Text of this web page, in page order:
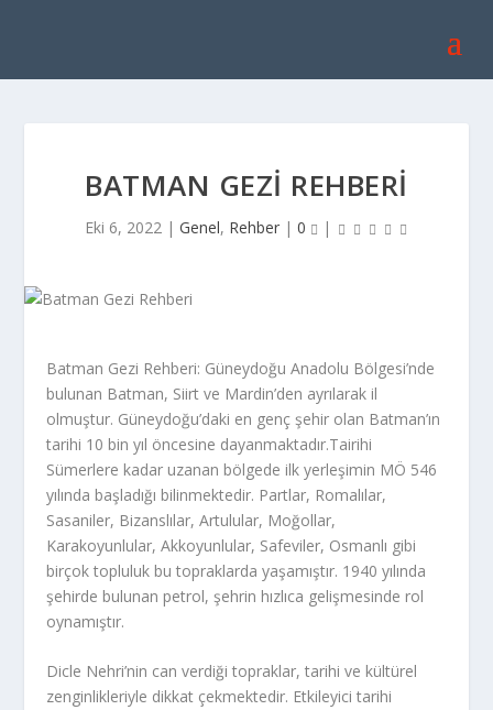
BATMAN GEZI REHBERI
Eki 6, 2022 | Genel, Rehber | 0 |
Batman Gezi Rehberi: Güneydoğu Anadolu Bölgesi’nde
bulunan Batman, Siirt ve Mardin’den ayrılarak il
olmuştur. Güneydoğu’daki en genç şehir olan Batman’ın
tarihi 10 bin yıl öncesine dayanmaktadır.Tairihi
Sümerlere kadar uzanan bölgede ilk yerleşimin MÖ 546
yılında başladığı bilinmektedir. Partlar, Romalılar,
Sasaniler, Bizanslılar, Artulular, Moğollar,
Karakoyunlular, Akkoyunlular, Safeviler, Osmanlı gibi
birçok topluluk bu topraklarda yaşamıştır. 1940 yılında
şehirde bulunan petrol, şehrin hızlıca gelişmesinde rol
oynamıştır.
Dicle Nehri’nin can verdiği topraklar, tarihi ve kültürel
zenginlikleriyle dikkat çekmektedir. Etkileyici tarihi